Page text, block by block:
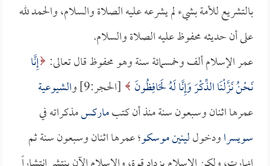
بالتشريع للأمة بشيء لم يشرعه عليه الصلاة والسلام، والحمد لله
على أن حديثه محفوظ عليه الصلاة والسلام.
عمر الإسلام ألف وخمسمائة سنة وهو محفوظ قال تعالى: إِنَّا
نَحْنُ نَزَّلْنَا الذِّكْرَ وَإِنَّا لَهُ لَحَافِظُونَ
[الحجر:9] و
الشيوعية
عمرها اثنان وسبعون سنة منذ أن كتبماركسمذكراته في
سويسراودخوللينينموسكو؛ عمرها اثنان وسبعون سنة ثم